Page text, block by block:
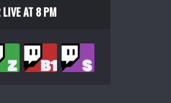
LIVE AT 8 PM